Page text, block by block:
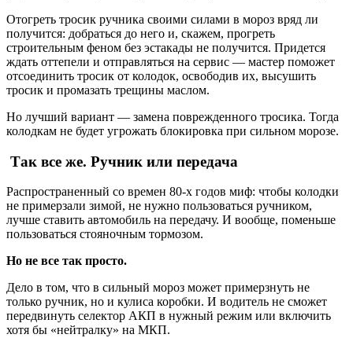
Отогреть тросик ручника своими силами в мороз вряд ли
получится: добраться до него и, скажем, прогреть
строительным феном без эстакады не получится. Придется
ждать оттепели и отправляться на сервис — мастер поможет
отсоединить тросик от колодок, освободив их, высушить
тросик и промазать трещины маслом.
Но лучший вариант — замена поврежденного тросика. Тогда
колодкам не будет угрожать блокировка при сильном морозе.
Так все же. Ручник или передача
Распространенный со времен 80-х годов миф: чтобы колодки
не примерзали зимой, не нужно пользоваться ручником,
лучше ставить автомобиль на передачу. И вообще, поменьше
пользоваться стояночным тормозом.
Но не все так просто.
Дело в том, что в сильный мороз может примерзнуть не
только ручник, но и кулиса коробки. И водитель не сможет
передвинуть селектор АКП в нужный режим или включить
хотя бы «нейтралку» на МКП.